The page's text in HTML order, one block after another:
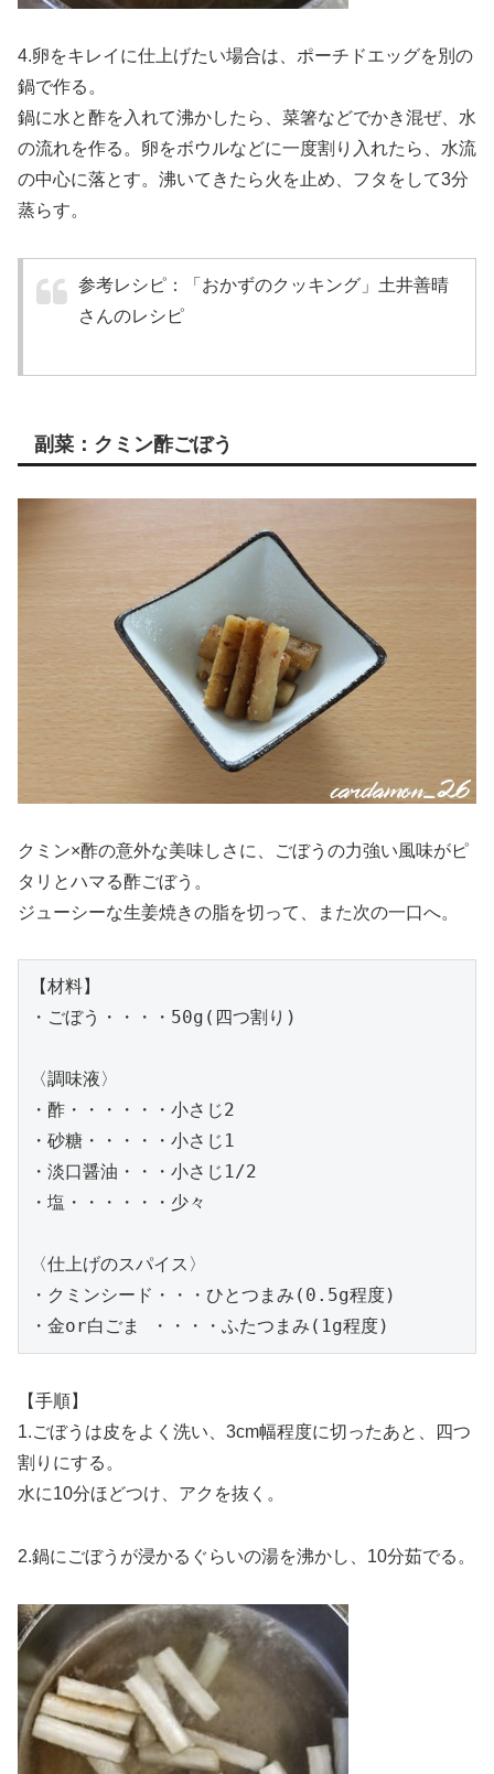
4.卵をキレイに仕上げたい場合は、ポーチドエッグを別の
鍋で作る。
鍋に水と酢を入れて沸かしたら、菜箸などでかき混ぜ、水
の流れを作る。卵をボウルなどに一度割り入れたら、水流
の中心に落とす。沸いてきたら火を止め、フタをして3分
蒸らす。
参考レシピ：「おかずのクッキング」土井善晴
さんのレシピ
副菜：クミン酢ごぼう
クミン×酢の意外な美味しさに、ごぼうの力強い風味がピ
タリとハマる酢ごぼう。
ジューシーな生姜焼きの脂を切って、また次の一口へ。
【材料】
・ごぼう・・・・50g(四つ割り)
〈調味液〉
・酢・・・・・・小さじ2
・砂糖・・・・・小さじ1
・淡口醤油・・・小さじ1/2
・塩・・・・・・少々
〈仕上げのスパイス〉
・クミンシード・・・ひとつまみ(0.5g程度)
・金or白ごま ・・・・ふたつまみ(1g程度)
【手順】
1.ごぼうは皮をよく洗い、3cm幅程度に切ったあと、四つ
割りにする。
水に10分ほどつけ、アクを抜く。
2.鍋にごぼうが浸かるぐらいの湯を沸かし、10分茹でる。